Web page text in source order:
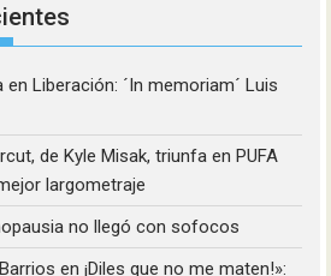
enLiberación: ´In memoriam´ Luis
de Kyle Misak, triunfa en PUFA
largometraje
no llegó con sofocos
en¡Diles que no me maten!»: